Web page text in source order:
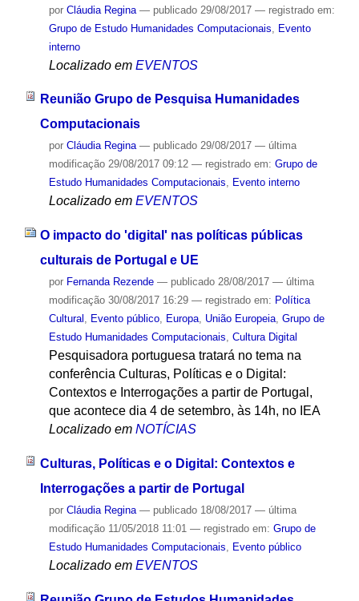
por Cláudia Regina — publicado29/08/2017 — registrado em:
Grupo de Estudo Humanidades Computacionais
Evento
interno
Localizado em EVENTOS
Reunião Grupo de Pesquisa Humanidades
Computacionais
por Cláudia Regina — publicado29/08/2017 — última
modificação29/08/2017 09:12 — registrado em: Grupo de
Estudo Humanidades Computacionais, Evento interno
Localizado em EVENTOS
O impacto do 'digital' nas políticas públicas
culturais de Portugal e UE
por Fernanda Rezende — publicado28/08/2017 — última
modificação30/08/2017 16:29 — registrado em: Política
Cultural , Evento público, Europa, União Europeia, Grupo de
Estudo Humanidades Computacionais, Cultura Digital
Pesquisadora portuguesa tratará no tema na
conferência Culturas, Políticas e o Digital:
Contextos e Interrogações a partir de Portugal,
que acontece dia 4 de setembro, às 14h, no IEA
Localizado em NOTÍCIAS
Culturas, Políticas e o Digital: Contextos e
Interrogações a partir de Portugal
por Cláudia Regina — publicado18/08/2017 — última
modificação11/05/2018 11:01 — registrado em: Grupo de
Estudo Humanidades Computacionais
Evento público
Localizado em EVENTOS